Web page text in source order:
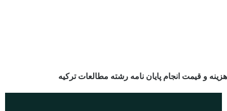
هزینه و قیمت انجام پایان نامه رشته مطالعات ترکیه